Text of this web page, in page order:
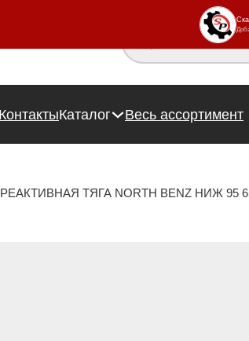
Поиск товаров
КонтактыКаталог Весь ассортимент
РЕАКТИВНАЯ ТЯГА NORTH BENZ НИЖ 95